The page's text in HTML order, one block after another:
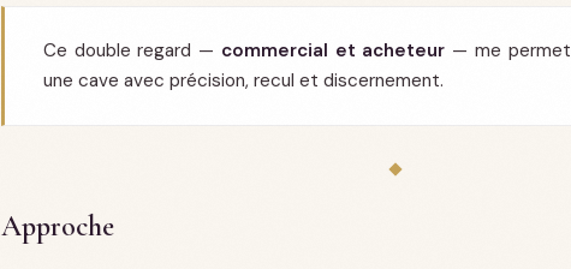
Ce double regard — commercial et acheteur — me permet
une cave avec précision, recul et discernement.
Approche